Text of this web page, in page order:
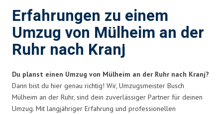
Erfahrungen zu einem
Umzug von Mülheim an der
Ruhr nach Kranj
Du planst einen Umzug von Mülheim an der Ruhr nach Kranj?
Dann bist du hier genau richtig! Wir, Umzugsmeister Busch
Mülheim an der Ruhr, sind dein zuverlässiger Partner für deinen
Umzug. Mit langjähriger Erfahrung und professionellen